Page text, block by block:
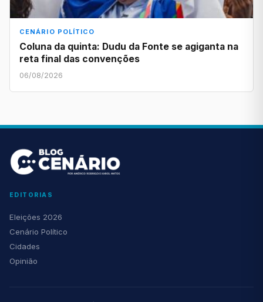
CENÁRIO POLÍTICO
Coluna da quinta: Dudu da Fonte se agiganta na
reta final das convenções
06/08/2026
EDITORIAS
Eleições 2026
Cenário Político
Cidades
Opinião